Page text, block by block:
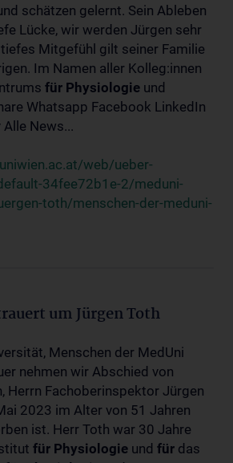
schätzen gelernt. Sein Ableben
Lücke, wir werden Jürgen sehr
Mitgefühl gilt seiner Familie
Im Namen aller Kolleg:innen
für Physiologie und
Whatsapp Facebook LinkedIn
News...
web/ueber-
34fee72b1e-2/meduni-
toth/menschen-der-meduni-
um Jürgen Toth
Menschen der MedUni
nehmen wir Abschied von
Herrn Fachoberinspektor Jürgen
2023 im Alter von 51 Jahren
ist. Herr Toth war 30 Jahre
für Physiologie und für das